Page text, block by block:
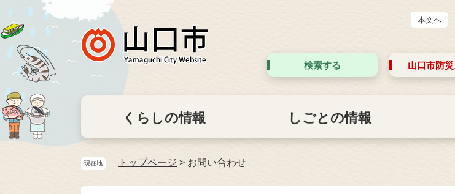
本文へ
検索する 山口市防災
くらしの情報 しごとの情報
現在地 トップページ > お問い合わせ